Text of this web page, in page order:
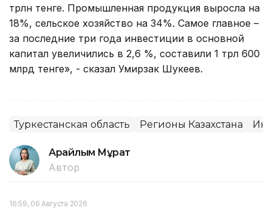
трлн тенге. Промышленная продукция выросла на
18%, сельское хозяйство на 34%. Самое главное –
за последние три года инвестиции в основной
капитал увеличились в 2,6 %, составили 1 трл 600
млрд тенге», - сказал Умирзак Шукеев.
Туркестанская область Регионы Казахстана
Арайлым Мұрат
Автор
16:59, 06 Августа 2026